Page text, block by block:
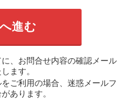
、お問合せ内容の確認メール
ます。
ご利用の場合、迷惑メールフ
あります。